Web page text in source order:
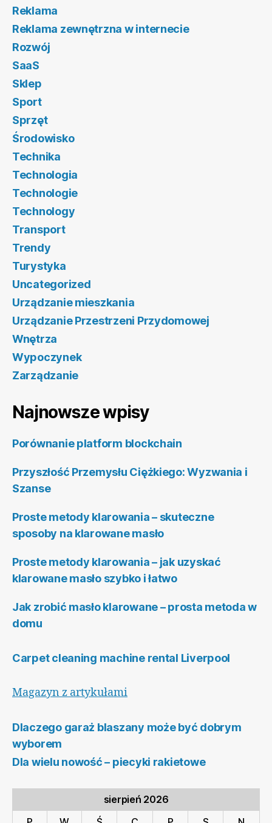
Reklama
Reklama zewnętrzna w internecie
Rozwój
SaaS
Sklep
Sport
Sprzęt
Środowisko
Technika
Technologia
Technologie
Technology
Transport
Trendy
Turystyka
Uncategorized
Urządzanie mieszkania
Urządzanie Przestrzeni Przydomowej
Wnętrza
Wypoczynek
Zarządzanie
Najnowsze wpisy
Porównanie platform blockchain
Przyszłość Przemysłu Ciężkiego: Wyzwania i
Szanse
Proste metody klarowania – skuteczne
sposoby na klarowane masło
Proste metody klarowania – jak uzyskać
klarowane masło szybko i łatwo
Jak zrobić masło klarowane – prosta metoda w
domu
Carpet cleaning machine rental Liverpool
Magazyn z artykułami
Dlaczego garaż blaszany może być dobrym
wyborem
Dla wielu nowość – piecyki rakietowe
sierpień 2026